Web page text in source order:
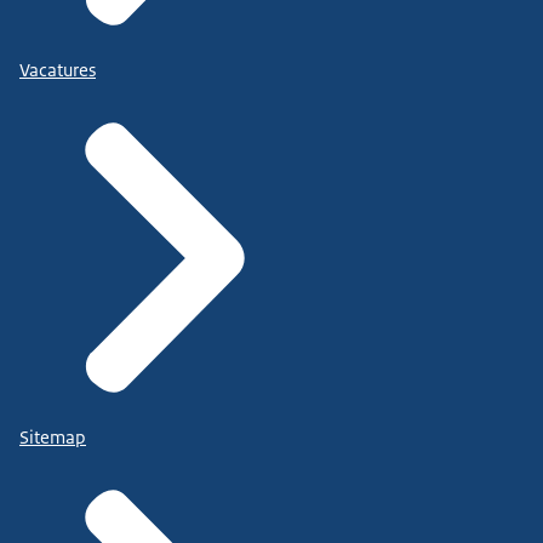
Vacatures
Sitemap